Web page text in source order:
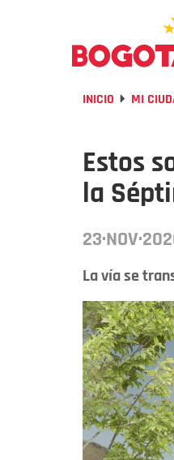
INICIO MI
Estos
la
La vía se